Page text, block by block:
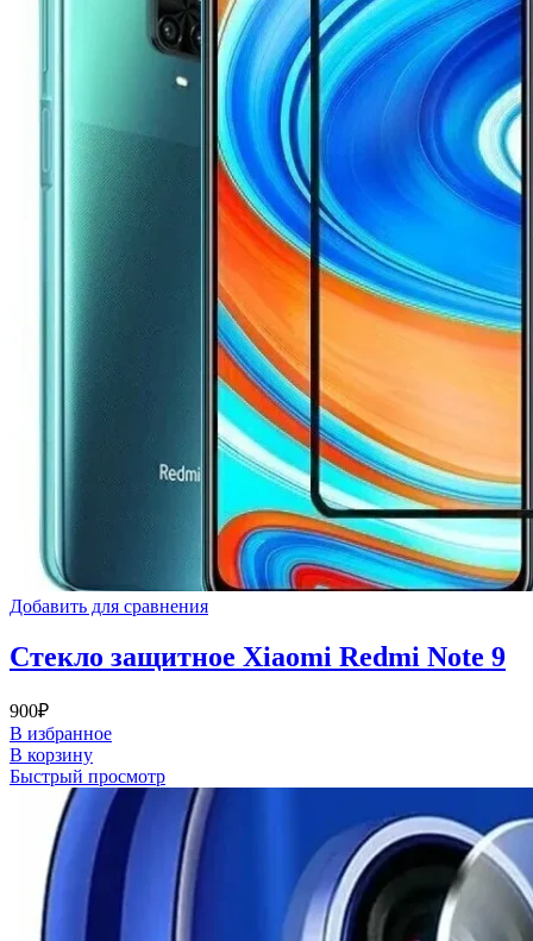
Добавить для сравнения
Стекло защитное Xiaomi Redmi Note 9
900₽
В избранное
В корзину
Быстрый просмотр